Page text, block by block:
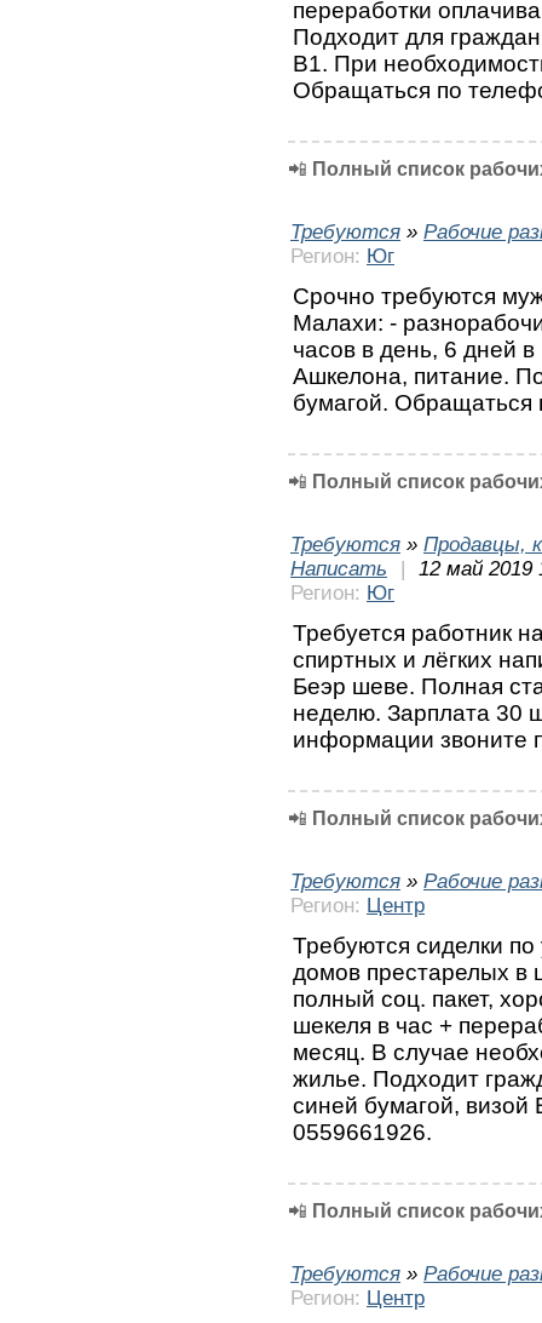
переработки
Подходит для
В1. При
Обращаться по
📲 Полный список
Требуются » Рабочие
Регион: Юг
Срочно требуются
Малахи: -
часов в день, 6 дней
Ашкелона, питание.
бумагой. Обращаться
📲 Полный список
Требуются » Продавцы,
Написать
|
12 май 2019
Регион: Юг
Требуется работник
спиртных и лёгких
Беэр шеве. Полная
неделю. Зарплата 30
информации звоните
📲 Полный список
Требуются » Рабочие
Регион: Центр
Требуются сиделки
домов престарелых в
полный соц. пакет,
шекеля в час +
месяц. В случае
жилье. Подходит
синей бумагой,
0559661926.
📲 Полный список
Требуются » Рабочие
Регион: Центр